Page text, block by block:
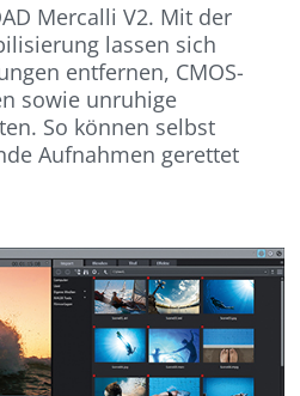
Mercalli V2. Mit der
lassen sich
entfernen, CMOS-
sowie unruhige
So können selbst
Aufnahmen gerettet